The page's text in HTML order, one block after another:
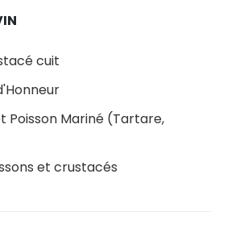
cuit
Poisson Mariné (Tartare,
et crustacés